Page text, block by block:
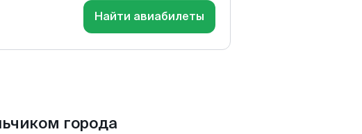
Найти авиабилеты
города